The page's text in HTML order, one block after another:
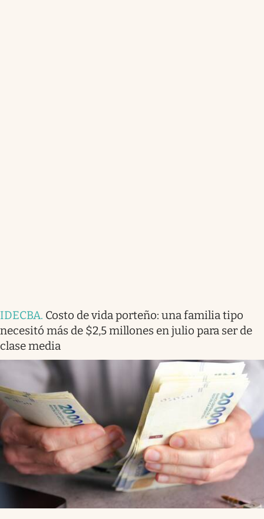
IDECBA. Costo de vida porteño: una familia tipo
necesitó más de $2,5 millones en julio para ser de
clase media